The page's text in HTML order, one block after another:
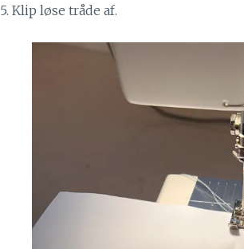
5. Klip løse tråde af.